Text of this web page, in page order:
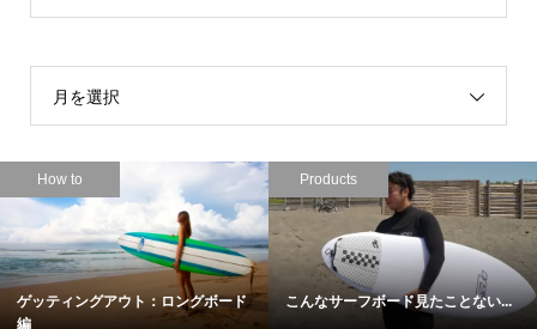
月を選択
Products
名作の融合！Hayden shapes待望
Movie
大橋海人が魅せる！サイズアップ...